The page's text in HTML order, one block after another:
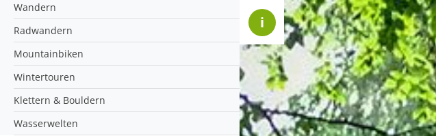
Wandern
Radwandern
Mountainbiken
Wintertouren
Klettern & Bouldern
Wasserwelten
i